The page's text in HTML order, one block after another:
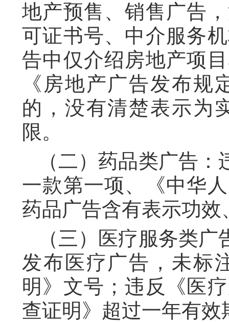
地产预售、销售广告
可证书号、中介服务
告中仅介绍房地产项
《房地产广告发布
的，没有清楚表示为
限。
（二）药品类广告
一款第一项、《中华
药品广告含有表示功
（三）医疗服务类
发布医疗广告，未标
明》文号；违反《医
查证明》超过一年有